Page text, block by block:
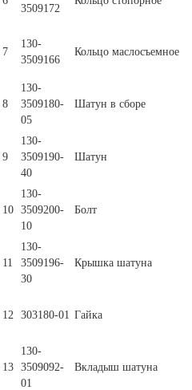
3509172
7
130-
3509166
Кольцо маслосъемное
8
130-
3509180-
05
Шатун в сборе
9
130-
3509190-
40
Шатун
10
130-
3509200-
10
Болт
11
130-
3509196-
30
Крышка шатуна
12 303180-01 Гайка
13
130-
3509092-
01
Вкладыш шатуна